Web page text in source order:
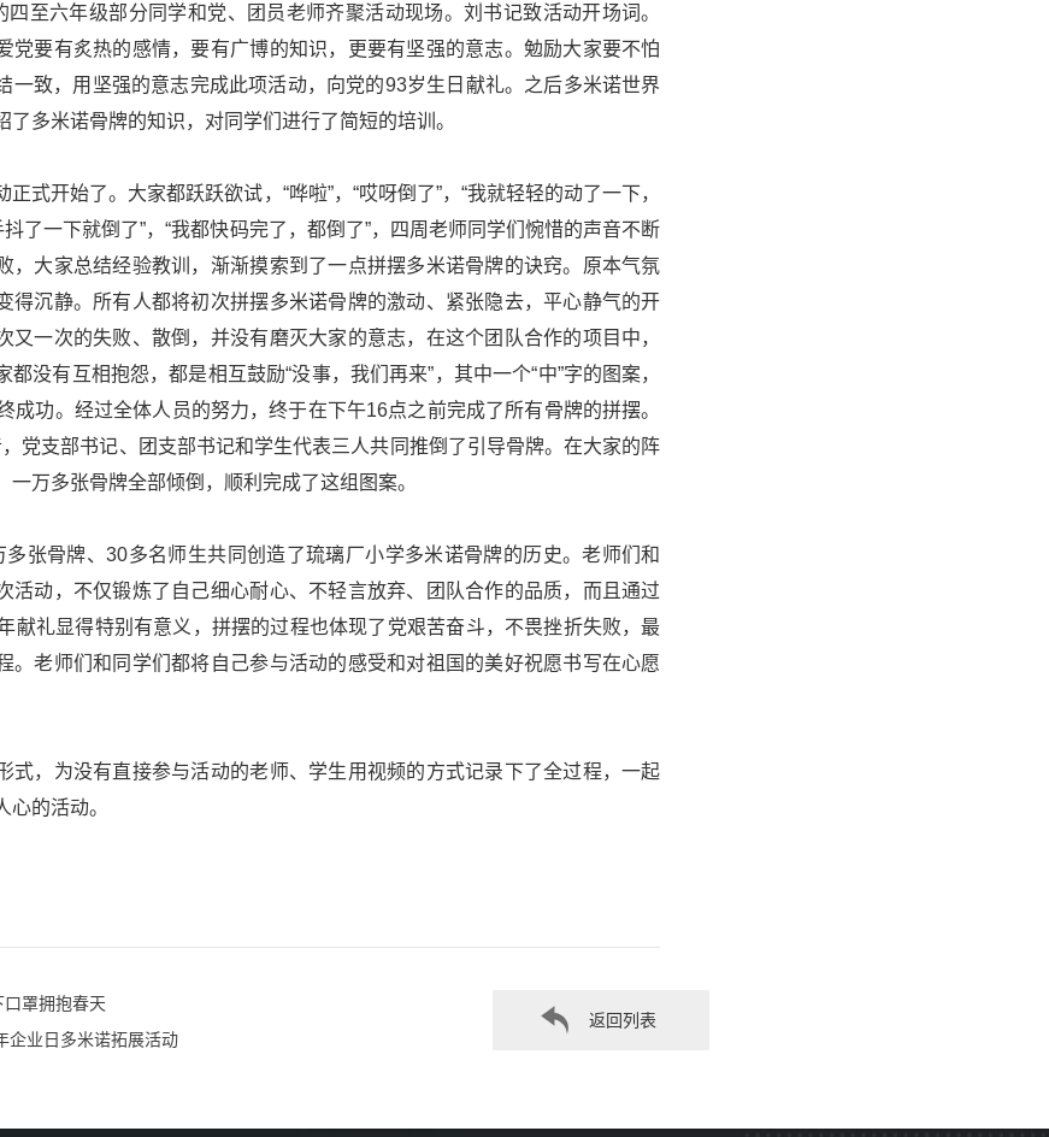
四至六年级部分同学和党、团员老师齐聚活动现场。刘书记致活动开场词。
党要有炙热的感情，要有广博的知识，更要有坚强的意志。勉励大家要不怕
一致，用坚强的意志完成此项活动，向党的93岁生日献礼。之后多米诺世界
了多米诺骨牌的知识，对同学们进行了简短的培训。
式开始了。大家都跃跃欲试，“哗啦”，“哎呀倒了”，“我就轻轻的动了一下，
抖了一下就倒了”，“我都快码完了，都倒了”，四周老师同学们惋惜的声音不断
，大家总结经验教训，渐渐摸索到了一点拼摆多米诺骨牌的诀窍。原本气氛
得沉静。所有人都将初次拼摆多米诺骨牌的激动、紧张隐去，平心静气的开
又一次的失败、散倒，并没有磨灭大家的意志，在这个团队合作的项目中，
都没有互相抱怨，都是相互鼓励“没事，我们再来”，其中一个“中”字的图案，
成功。经过全体人员的努力，终于在下午16点之前完成了所有骨牌的拼摆。
党支部书记、团支部书记和学生代表三人共同推倒了引导骨牌。在大家的阵
一万多张骨牌全部倾倒，顺利完成了这组图案。
张骨牌、30多名师生共同创造了琉璃厂小学多米诺骨牌的历史。老师们和
活动，不仅锻炼了自己细心耐心、不轻言放弃、团队合作的品质，而且通过
献礼显得特别有意义，拼摆的过程也体现了党艰苦奋斗，不畏挫折失败，最
。老师们和同学们都将自己参与活动的感受和对祖国的美好祝愿书写在心愿
式，为没有直接参与活动的老师、学生用视频的方式记录下了全过程，一起
的活动。
口罩拥抱春天
企业日多米诺拓展活动
返回列表